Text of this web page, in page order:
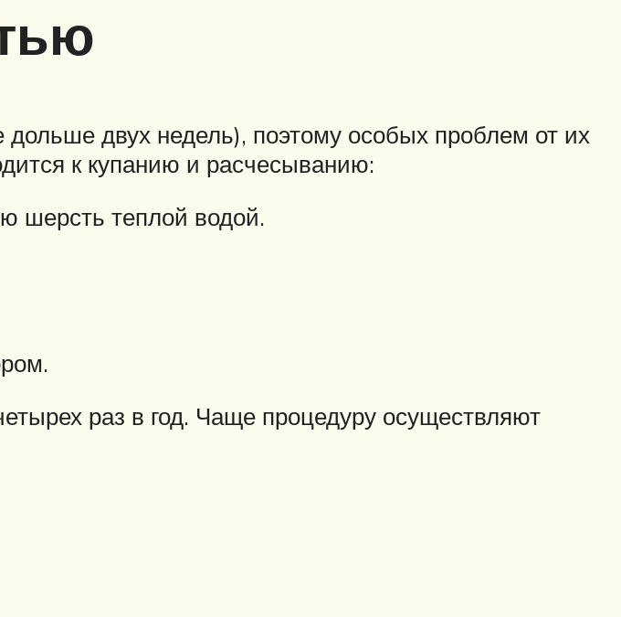
двух недель), поэтому особых проблем от их
к купанию и расчесыванию:
шерсть теплой водой.
раз в год. Чаще процедуру осуществляют